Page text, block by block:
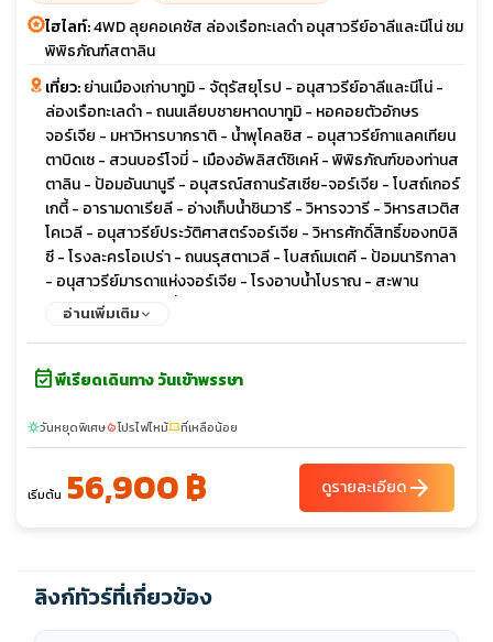
ไฮไลท์:4WD ลุยคอเคซัส ล่องเรือทะเลดำ อนุสาวรีย์อาลีและนีโน่ ชม
พิพิธภัณฑ์สตาลิน
เที่ยว:ย่านเมืองเก่าบาทูมิ - จัตุรัสยุโรป - อนุสาวรีย์อาลีและนีโน่ -
ล่องเรือทะเลดำ - ถนนเลียบชายหาดบาทูมิ - หอคอยตัวอักษร
จอร์เจีย - มหาวิหารบากราติ - น้ำพุโคลซิส - อนุสาวรีย์กาแลคเทียน
ตาบิดเซ - สวนบอร์โจมี่ - เมืองอัพลิสต์ชิเคห์ - พิพิธภัณฑ์ของท่านส
ตาลิน - ป้อมอันนานูรี - อนุสรณ์สถานรัสเซีย-จอร์เจีย - โบสถ์เกอร์
เกตี้ - อารามดาเรียลี - อ่างเก็บน้ำชินวารี - วิหารจวารี - วิหารสเวติส
โคเวลี - อนุสาวรีย์ประวัติศาสตร์จอร์เจีย - วิหารศักดิ์สิทธิ์ของทบิลิ
ซี - โรงละครโอเปร่า - ถนนรุสตาเวลี - โบสถ์เมเตคี - ป้อมนาริกาลา
- อนุสาวรีย์มารดาแห่งจอร์เจีย - โรงอาบน้ำโบราณ - สะพาน
สันติภาพ - ถนนชาตินี่
อ่านเพิ่มเติม
event_availableพีเรียดเดินทาง วันเข้าพรรษา
sunnyวันหยุดพิเศษlocal_fire_departmentโปรไฟไหม้confirmation_numberที่เหลือน้อย
เริ่มต้น 56,900 ฿ ดูรายละเอียดarrow_forward
ลิงก์ทัวร์ที่เกี่ยวข้อง